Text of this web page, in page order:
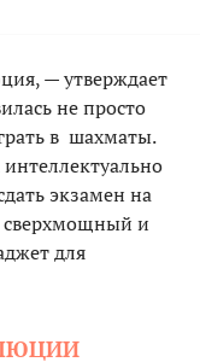
— утверждает
не просто
в шахматы.
экзамен на
сверхмощный и
для